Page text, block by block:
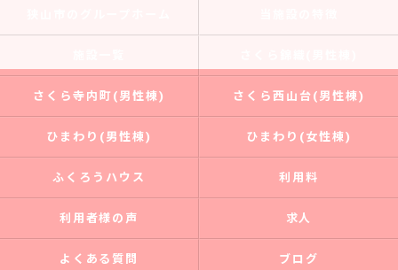
さくら寺内町(男性棟) さくら西山台(男性棟)
ひまわり(男性棟) ひまわり(女性棟)
ふくろうハウス 利用料
利用者様の声 求人
よくある質問 ブログ